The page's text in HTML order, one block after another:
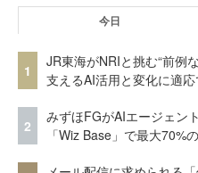
今日
1
JR東海がNRIと挑む“前例
支えるAI活用と変化に適
2
みずほFGがAIエージェン
「Wiz Base」で最大70%